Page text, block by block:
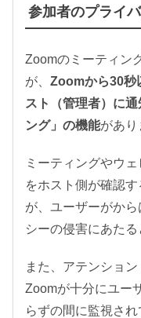
参加者のプライ
Zoomのミーティン
が、 Zoomから30秒
スト（管理者）に
ング」の機能があり
ミーティングやウ
をホスト側が確認
が、ユーザーがか
シーの侵害にあたる
また、アテンショ
Zoomが十分にユー
らずの間に監視さ